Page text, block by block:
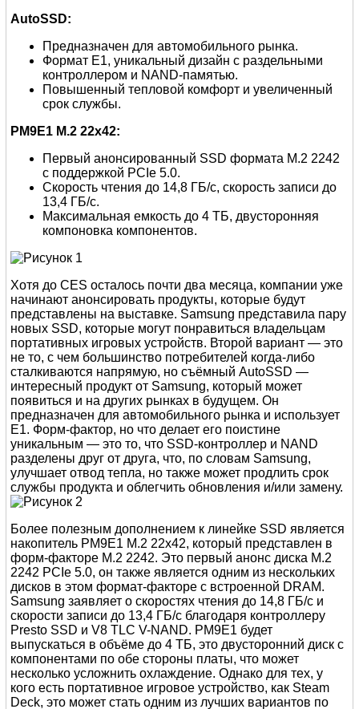
AutoSSD:
Предназначен для автомобильного рынка.
Формат E1, уникальный дизайн с раздельными
контроллером и NAND-памятью.
Повышенный тепловой комфорт и увеличенный
срок службы.
PM9E1 M.2 22x42:
Первый анонсированный SSD формата M.2 2242
с поддержкой PCIe 5.0.
Скорость чтения до 14,8 ГБ/с, скорость записи до
13,4 ГБ/с.
Максимальная емкость до 4 ТБ, двусторонняя
компоновка компонентов.
Хотя до CES осталось почти два месяца, компании уже
начинают анонсировать продукты, которые будут
представлены на выставке. Samsung представила пару
новых SSD, которые могут понравиться владельцам
портативных игровых устройств. Второй вариант — это
не то, с чем большинство потребителей когда-либо
сталкиваются напрямую, но съёмный AutoSSD —
интересный продукт от Samsung, который может
появиться и на других рынках в будущем. Он
предназначен для автомобильного рынка и использует
E1. Форм-фактор, но что делает его поистине
уникальным — это то, что SSD-контроллер и NAND
разделены друг от друга, что, по словам Samsung,
улучшает отвод тепла, но также может продлить срок
службы продукта и облегчить обновления и/или замену.
Более полезным дополнением к линейке SSD является
накопитель PM9E1 M.2 22x42, который представлен в
форм-факторе M.2 2242. Это первый анонс диска M.2
2242 PCIe 5.0, он также является одним из нескольких
дисков в этом формат-факторе с встроенной DRAM.
Samsung заявляет о скоростях чтения до 14,8 ГБ/с и
скорости записи до 13,4 ГБ/с благодаря контроллеру
Presto SSD и V8 TLC V-NAND. PM9E1 будет
выпускаться в объёме до 4 ТБ, это двусторонний диск с
компонентами по обе стороны платы, что может
несколько усложнить охлаждение. Однако для тех, у
кого есть портативное игровое устройство, как Steam
Deck, это может стать одним из лучших вариантов по